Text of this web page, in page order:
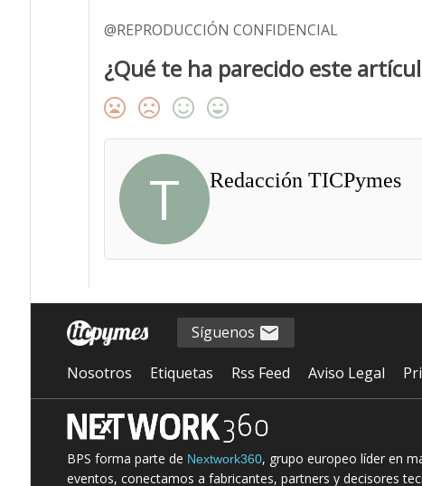
@REPRODUCCIÓN CONFIDENCIAL
¿Qué te ha parecido este
T Redacción TICPymes
Síguenos
Nosotros Etiquetas Rss Feed Aviso Legal
BPS forma parte de Nextwork360, grupo europeo líder en
eventos, conectamos a fabricantes, partners y decisores